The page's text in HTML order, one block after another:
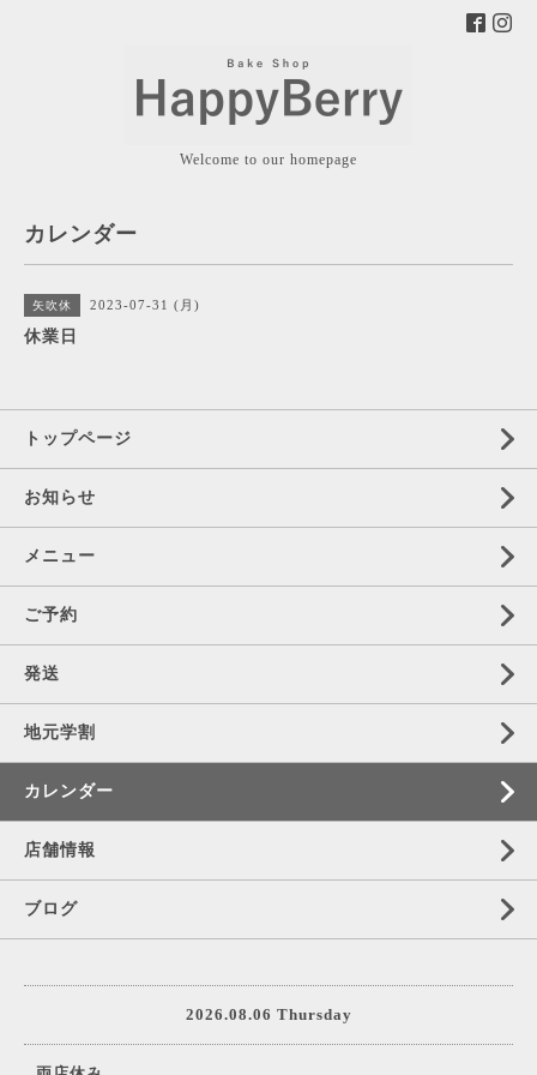
Welcome to our homepage
カレンダー
矢吹休 2023-07-31 (月)
休業日
トップページ
お知らせ
メニュー
ご予約
発送
地元学割
カレンダー
店舗情報
ブログ
2026.08.06 Thursday